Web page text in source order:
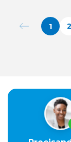
1 2